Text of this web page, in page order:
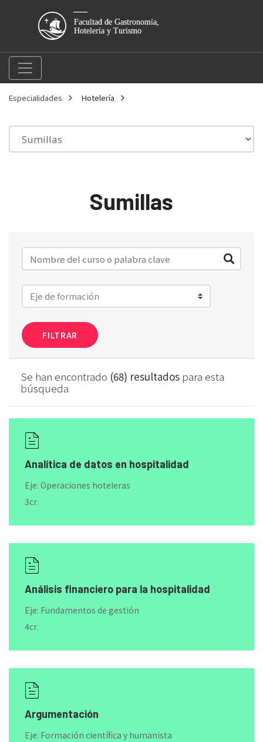
Especialidades Hotelería
Sumillas
FILTRAR
Se han encontrado (68) resultados para esta
búsqueda
Analítica de datos en hospitalidad
Eje: Operaciones hoteleras
3cr.
Análisis financiero para la hospitalidad
Eje: Fundamentos de gestión
4cr.
Argumentación
Eje: Formación científica y humanista